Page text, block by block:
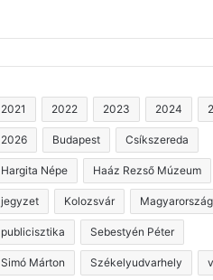
2021 2022 2023 2024
2026 Budapest Csíkszereda
Hargita Népe Haáz Rezső Múzeum
jegyzet Kolozsvár Magyarország
publicisztika Sebestyén Péter
Simó Márton Székelyudvarhely